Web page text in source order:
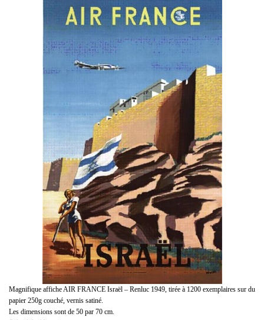
Magnifique affiche AIR FRANCE Israël – Renluc 1949, tirée à 1200 exemplaires sur du
papier 250g couché, vernis satiné.
Les dimensions sont de 50 par 70 cm.